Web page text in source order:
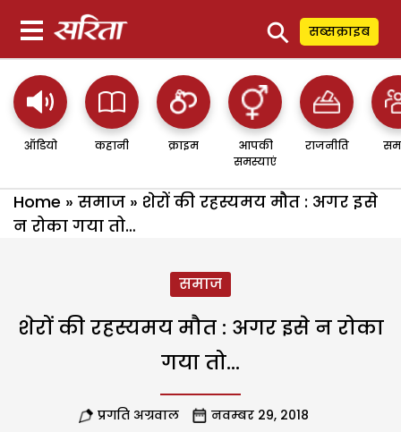
⚲ सब्सक्राइब
ऑडियो कहानी क्राइम
आपकी
समस्याएं
राजनीति
Home » समाज » शेरों की रहस्यमय मौत : अगर इसे
न रोका गया तो…
समाज
शेरों की रहस्यमय मौत : अगर इसे न रोका
गया तो…
प्रगति अग्रवाल नवम्बर 29, 2018